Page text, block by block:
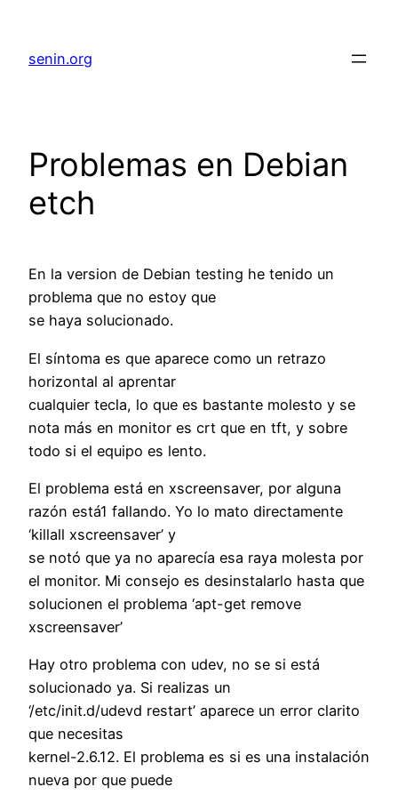
senin.org
Problemas en Debian
etch
En la version de Debian testing he tenido un
problema que no estoy que
se haya solucionado.
El síntoma es que aparece como un retrazo
horizontal al aprentar
cualquier tecla, lo que es bastante molesto y se
nota más en monitor es crt que en tft, y sobre
todo si el equipo es lento.
El problema está en xscreensaver, por alguna
razón está1 fallando. Yo lo mato directamente
‘killall xscreensaver’ y
se notó que ya no aparecía esa raya molesta por
el monitor. Mi consejo es desinstalarlo hasta que
solucionen el problema ‘apt-get remove
xscreensaver’
Hay otro problema con udev, no se si está
solucionado ya. Si realizas un
‘/etc/init.d/udevd restart’ aparece un error clarito
que necesitas
kernel-2.6.12. El problema es si es una instalación
nueva por que puede